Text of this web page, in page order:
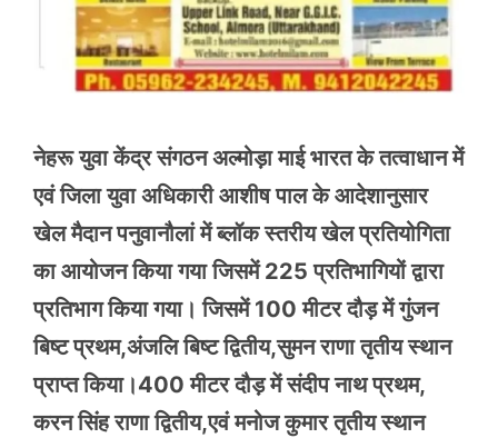
नेहरू युवा केंद्र संगठन अल्मोड़ा माई भारत के तत्वाधान में
एवं जिला युवा अधिकारी आशीष पाल के आदेशानुसार
खेल मैदान पनुवानौलां में ब्लॉक स्तरीय खेल प्रतियोगिता
का आयोजन किया गया जिसमें 225 प्रतिभागियों द्वारा
प्रतिभाग किया गया। जिसमें 100 मीटर दौड़ में गुंजन
बिष्ट प्रथम,अंजलि बिष्ट द्वितीय,सुमन राणा तृतीय स्थान
प्राप्त किया।400 मीटर दौड़ में संदीप नाथ प्रथम,
करन सिंह राणा द्वितीय,एवं मनोज कुमार तृतीय स्थान